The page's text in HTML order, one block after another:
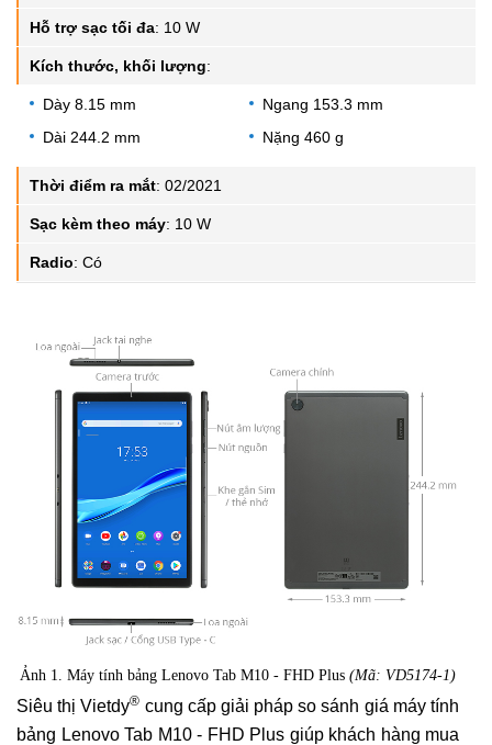
Hỗ trợ sạc tối đa: 10 W
Kích thước, khối lượng:
Dày 8.15 mm
Ngang 153.3 mm
Dài 244.2 mm
Nặng 460 g
Thời điểm ra mắt: 02/2021
Sạc kèm theo máy: 10 W
Radio: Có
Ảnh 1. Máy tính bảng Lenovo Tab M10 - FHD Plus (Mã: VD5174-1)
Siêu thị Vietdy® cung cấp giải pháp so sánh giá máy tính
bảng Lenovo Tab M10 - FHD Plus giúp khách hàng mua